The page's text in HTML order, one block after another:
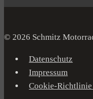
© 2026 Schmitz
Datenschutz
Impressum
Cookie-Richtlinie